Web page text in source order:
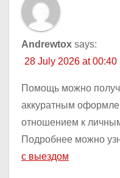
Andrewtox says:
28 July 2026 at 00:40
Помощь можно
аккуратным
отношением к
Подробнее можно
с выездом